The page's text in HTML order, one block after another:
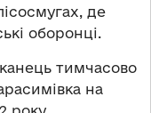
де
оборонці.
тимчасово
на